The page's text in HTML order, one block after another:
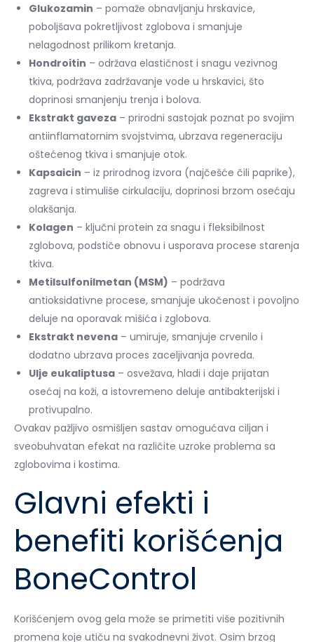
Glukozamin – pomaže obnavljanju hrskavice,
poboljšava pokretljivost zglobova i smanjuje
nelagodnost prilikom kretanja.
Hondroitin – održava elastičnost i snagu vezivnog
tkiva, podržava zadržavanje vode u hrskavici, što
doprinosi smanjenju trenja i bolova.
Ekstrakt gaveza – prirodni sastojak poznat po svojim
antiinflamatornim svojstvima, ubrzava regeneraciju
oštećenog tkiva i smanjuje otok.
Kapsaicin – iz prirodnog izvora (najčešće čili paprike),
zagreva i stimuliše cirkulaciju, doprinosi brzom osećaju
olakšanja.
Kolagen – ključni protein za snagu i fleksibilnost
zglobova, podstiče obnovu i usporava procese starenja
tkiva.
Metilsulfonilmetan (MSM) – podržava
antioksidativne procese, smanjuje ukočenost i povoljno
deluje na oporavak mišića i zglobova.
Ekstrakt nevena – umiruje, smanjuje crvenilo i
dodatno ubrzava proces zaceljivanja povreda.
Ulje eukaliptusa – osvežava, hladi i daje prijatan
osećaj na koži, a istovremeno deluje antibakterijski i
protivupalno.
Ovakav pažljivo osmišljen sastav omogućava ciljan i
sveobuhvatan efekat na različite uzroke problema sa
zglobovima i kostima.
Glavni efekti i
benefiti korišćenja
BoneControl
Korišćenjem ovog gela može se primetiti više pozitivnih
promena koje utiču na svakodnevni život. Osim brzog